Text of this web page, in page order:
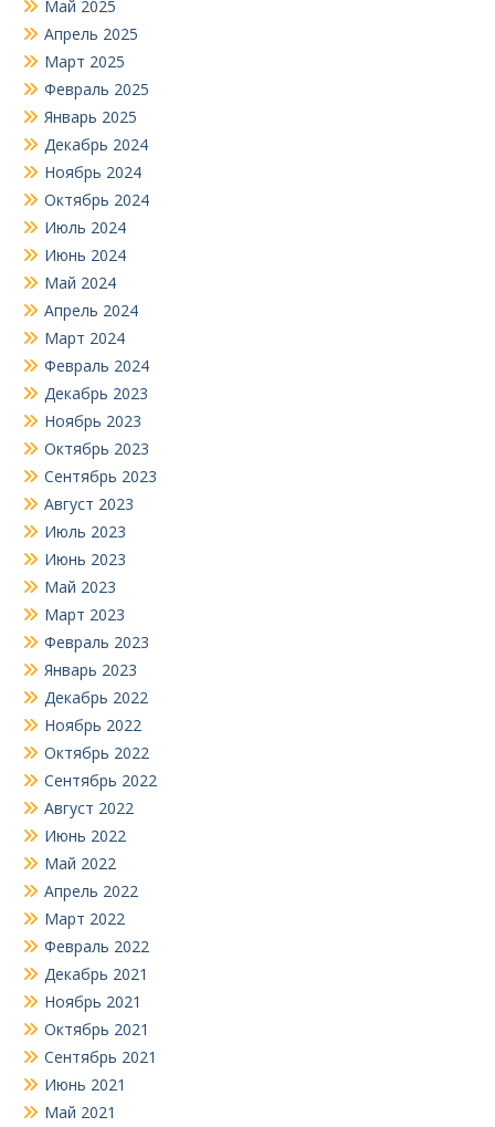
Май 2025
Апрель 2025
Март 2025
Февраль 2025
Январь 2025
Декабрь 2024
Ноябрь 2024
Октябрь 2024
Июль 2024
Июнь 2024
Май 2024
Апрель 2024
Март 2024
Февраль 2024
Декабрь 2023
Ноябрь 2023
Октябрь 2023
Сентябрь 2023
Август 2023
Июль 2023
Июнь 2023
Май 2023
Март 2023
Февраль 2023
Январь 2023
Декабрь 2022
Ноябрь 2022
Октябрь 2022
Сентябрь 2022
Август 2022
Июнь 2022
Май 2022
Апрель 2022
Март 2022
Февраль 2022
Декабрь 2021
Ноябрь 2021
Октябрь 2021
Сентябрь 2021
Июнь 2021
Май 2021